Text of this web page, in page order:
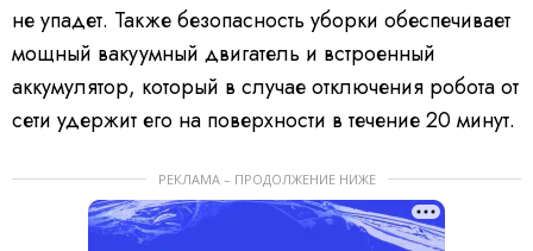
не упадет. Также безопасность уборки обеспечивает
мощный вакуумный двигатель и встроенный
аккумулятор, который в случае отключения робота от
сети удержит его на поверхности в течение 20 минут.
РЕКЛАМА – ПРОДОЛЖЕНИЕ НИЖЕ